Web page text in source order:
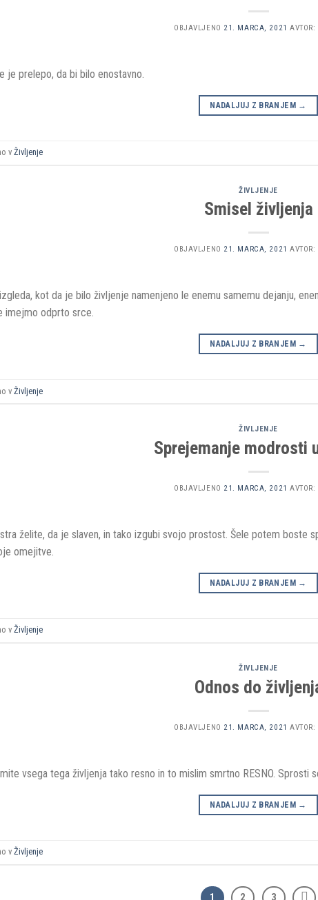
OBJAVLJENO 21. MARCA, 2021 AVTOR:
je prelepo, da bi bilo enostavno.
NADALJUJ Z BRANJEM →
vŽivljenje
ŽIVLJENJE
Smisel življenja
OBJAVLJENO 21. MARCA, 2021 AVTOR:
kot da je bilo življenje namenjeno le enemu samemu dejanju,
imejmo odprto srce.
NADALJUJ Z BRANJEM →
vŽivljenje
ŽIVLJENJE
Sprejemanje modrosti
OBJAVLJENO 21. MARCA, 2021 AVTOR:
želite, da je slaven, in tako izgubi svojo prostost. Šele potem boste
omejitve.
NADALJUJ Z BRANJEM →
vŽivljenje
ŽIVLJENJE
Odnos do
OBJAVLJENO 21. MARCA, 2021 AVTOR:
vsega tega življenja tako resno in to mislim smrtno RESNO. Sprosti
NADALJUJ Z BRANJEM →
vŽivljenje
1 2 3